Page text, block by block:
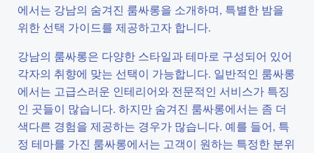
에서는 강남의 숨겨진 룸싸롱을 소개하며, 특별한 밤을
위한 선택 가이드를 제공하고자 합니다.
강남의 룸싸롱은 다양한 스타일과 테마로 구성되어 있어
각자의 취향에 맞는 선택이 가능합니다. 일반적인 룸싸롱
에서는 고급스러운 인테리어와 전문적인 서비스가 특징
인 곳들이 많습니다. 하지만 숨겨진 룸싸롱에서는 좀 더
색다른 경험을 제공하는 경우가 많습니다. 예를 들어, 특
정 테마를 가진 룸싸롱에서는 고객이 원하는 특정한 분위